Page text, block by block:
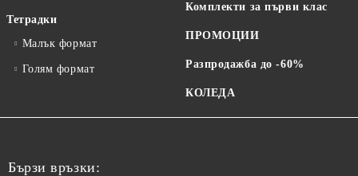
Тетрадки
Малък формат
Голям формат
Комплекти за първи клас
ПРОМОЦИИ
Разпродажба до -60%
КОЛЕДА
Бързи връзки: